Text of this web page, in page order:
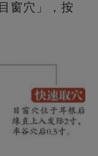
窗穴」，按